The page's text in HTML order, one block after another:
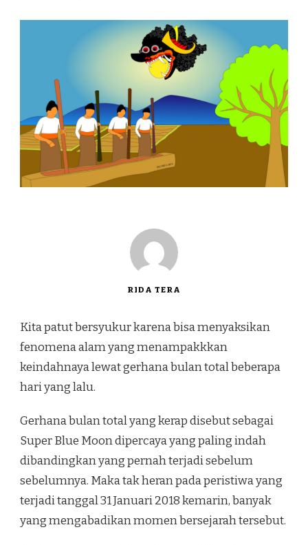
RIDA TERA
Kita patut bersyukur karena bisa menyaksikan
fenomena alam yang menampakkkan
keindahnaya lewat gerhana bulan total beberapa
hari yang lalu.
Gerhana bulan total yang kerap disebut sebagai
Super Blue Moon dipercaya yang paling indah
dibandingkan yang pernah terjadi sebelum
sebelumnya. Maka tak heran pada peristiwa yang
terjadi tanggal 31 Januari 2018 kemarin, banyak
yang mengabadikan momen bersejarah tersebut.